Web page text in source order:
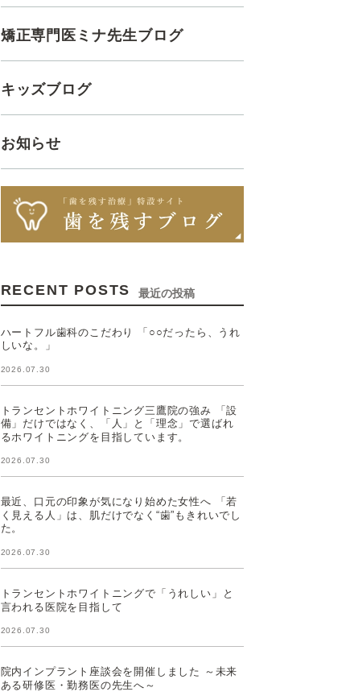
矯正専門医ミナ先生ブログ
キッズブログ
お知らせ
RECENT POSTS 最近の投稿
ハートフル歯科のこだわり 「○○だったら、うれ
しいな。」
2026.07.30
トランセントホワイトニング三鷹院の強み 「設
備」だけではなく、「人」と「理念」で選ばれ
るホワイトニングを目指しています。
2026.07.30
最近、口元の印象が気になり始めた女性へ 「若
く見える人」は、肌だけでなく“歯”もきれいでし
た。
2026.07.30
トランセントホワイトニングで「うれしい」と
言われる医院を目指して
2026.07.30
院内インプラント座談会を開催しました ～未来
ある研修医・勤務医の先生へ～